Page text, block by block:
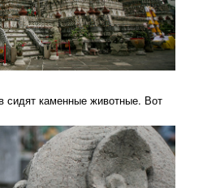
сидят каменные животные. Вот